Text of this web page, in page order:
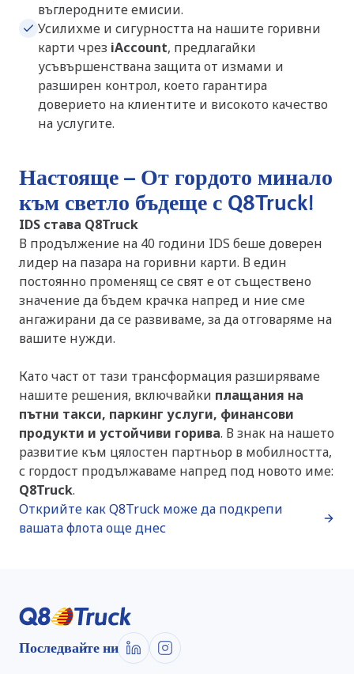
въглеродните емисии.
Усилихме и сигурността на нашите горивни
карти чрез iAccount, предлагайки
усъвършенствана защита от измами и
разширен контрол, което гарантира
доверието на клиентите и високото качество
на услугите.
Настояще – От гордото минало
към светло бъдеще с Q8Truck!
IDS става Q8Truck
В продължение на 40 години IDS беше доверен
лидер на пазара на горивни карти. В един
постоянно променящ се свят е от съществено
значение да бъдем крачка напред и ние сме
ангажирани да се развиваме, за да отговаряме на
вашите нужди.
Като част от тази трансформация разширяваме
нашите решения, включвайки плащания на
пътни такси, паркинг услуги, финансови
продукти и устойчиви горива. В знак на нашето
развитие към цялостен партньор в мобилността,
с гордост продължаваме напред под новото име:
Q8Truck.
Открийте как Q8Truck може да подкрепи
вашата флота още днес
Последвайте ни